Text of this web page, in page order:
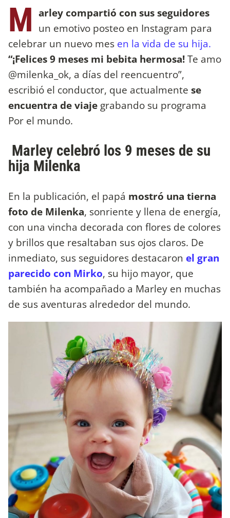
M arley compartió con sus seguidores
un emotivo posteo en Instagram para
celebrar un nuevo mes en la vida de su hija.
“¡Felices 9 meses mi bebita hermosa!Te amo
@milenka_ok, a días del reencuentro”,
escribió el conductor, que actualmente se
encuentra de viaje grabando su programa
Por el mundo.
Marley celebró los 9 meses de su
hija Milenka
En la publicación, el papá mostró una tierna
foto de Milenka, sonriente y llena de energía,
con una vincha decorada con flores de colores
y brillos que resaltaban sus ojos claros. De
inmediato, sus seguidores destacaron el gran
parecido con Mirko, su hijo mayor, que
también ha acompañado a Marley en muchas
de sus aventuras alrededor del mundo.